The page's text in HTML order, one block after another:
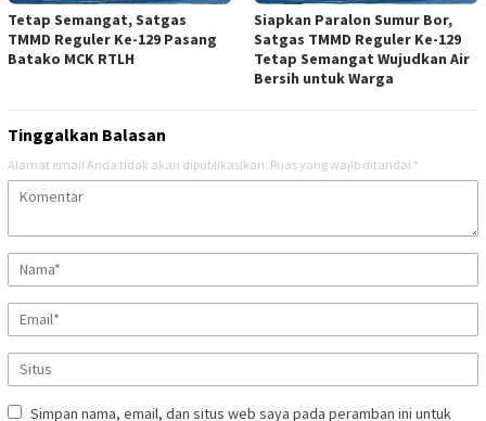
Tetap Semangat, Satgas
TMMD Reguler Ke-129 Pasang
Batako MCK RTLH
Siapkan Paralon Sumur Bor,
Satgas TMMD Reguler Ke-129
Tetap Semangat Wujudkan Air
Bersih untuk Warga
Tinggalkan Balasan
Alamat email Anda tidak akan dipublikasikan. Ruas yang wajib ditandai *
Simpan nama, email, dan situs web saya pada peramban ini untuk